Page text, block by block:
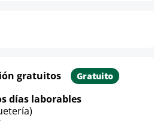
gratuitos Gratuito
días laborables